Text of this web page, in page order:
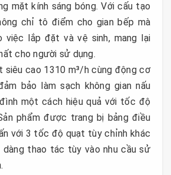
mặt kính sáng bóng. Với cấu tạo
chỉ tô điểm cho gian bếp mà
việc lắp đặt và vệ sinh, mang lại
cho người sử dụng.
siêu cao 1310 m³/h cùng động cơ
bảo làm sạch không gian nấu
một cách hiệu quả với tốc độ
phẩm được trang bị bảng điều
với 3 tốc độ quạt tùy chỉnh khác
dàng thao tác tùy vào nhu cầu sử